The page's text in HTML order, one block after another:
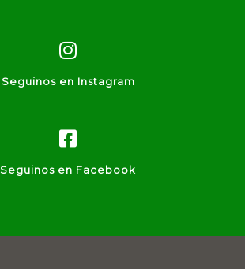
Seguinos en Instagram
Seguinos en Facebook